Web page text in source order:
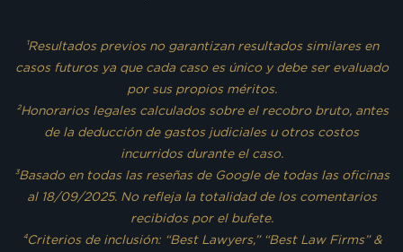
¹Resultados previos no garantizan resultados similares en
casos futuros ya que cada caso es único y debe ser evaluado
por sus propios méritos.
²Honorarios legales calculados sobre el recobro bruto, antes
de la deducción de gastos judiciales u otros costos
incurridos durante el caso.
³Basado en todas las reseñas de Google de todas las oficinas
al 18/09/2025. No refleja la totalidad de los comentarios
recibidos por el bufete.
⁴Criterios de inclusión: “Best Lawyers,” “Best Law Firms” &